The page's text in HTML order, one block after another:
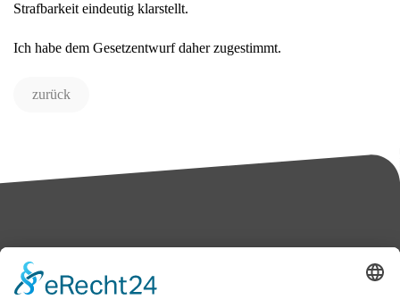
Strafbarkeit eindeutig klarstellt.
Ich habe dem Gesetzentwurf daher zugestimmt.
zurück